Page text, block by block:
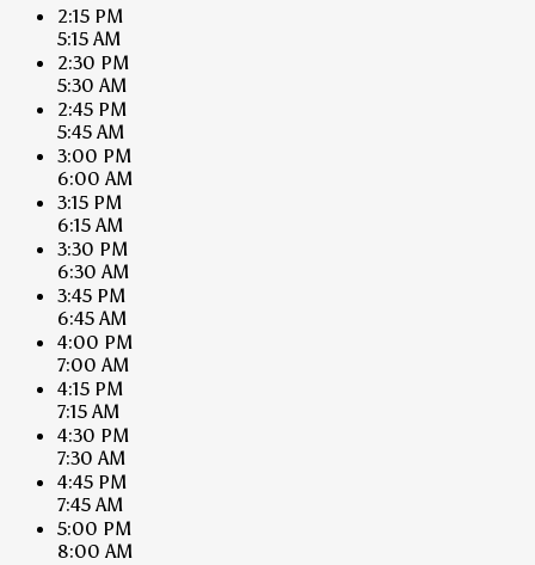
2:15 PM
5:15 AM
2:30 PM
5:30 AM
2:45 PM
5:45 AM
3:00 PM
6:00 AM
3:15 PM
6:15 AM
3:30 PM
6:30 AM
3:45 PM
6:45 AM
4:00 PM
7:00 AM
4:15 PM
7:15 AM
4:30 PM
7:30 AM
4:45 PM
7:45 AM
5:00 PM
8:00 AM